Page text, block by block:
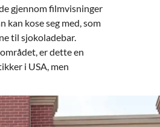
gjennom filmvisninger
kose seg med, som
til sjokoladebar.
er dette en
i USA, men